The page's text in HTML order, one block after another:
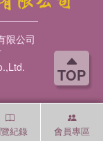
TOP
紀錄 會員專區
限公司